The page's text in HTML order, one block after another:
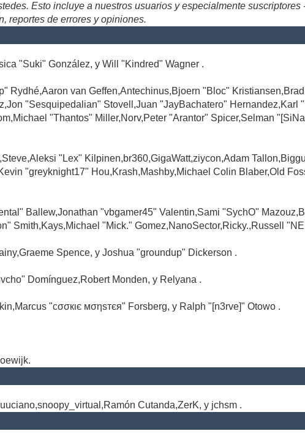
Esto incluye a nuestros usuarios y especialmente
reportes de errores y opiniones.
"Suki" González, y Will "Kindred" Wagner .
Rydhé,Aaron van Geffen,Antechinus,Bjoern "Bloc"
"Sesquipedalian" Stovell,Juan "JayBachatero"
"Thantos" Miller,Norv,Peter "Arantor" Spicer,Selman
"Lex" Kilpinen,br360,GigaWatt,ziycon,Adam
"greyknight17" Hou,Krash,Mashby,Michael Colin Blaber,Old
Ballew,Jonathan "vbgamer45" Valentin,Sami "SychO"
Smith,Kays,Michael "Mick." Gomez,NanoSector,Ricky.,Russell
Spence, y Joshua "groundup" Dickerson .
Domínguez,Robert Monden, y Relyana .
"cσσкιє мσηѕтєя" Forsberg, y Ralph "[n3rve]" Otowo .
Cutanda,ZerK, y jchsm .